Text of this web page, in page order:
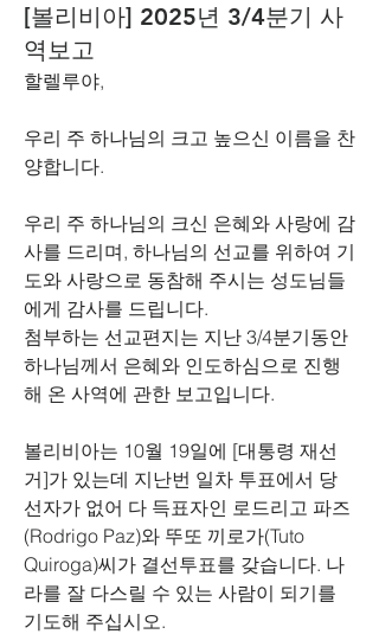
[볼리비아] 2025년 3/4분기 사
역보고
할렐루야,
우리 주 하나님의 크고 높으신 이름을 찬
양합니다.
우리 주 하나님의 크신 은혜와 사랑에 감
사를 드리며, 하나님의 선교를 위하여 기
도와 사랑으로 동참해 주시는 성도님들
에게 감사를 드립니다.
첨부하는 선교편지는 지난 3/4분기동안
하나님께서 은혜와 인도하심으로 진행
해 온 사역에 관한 보고입니다.
볼리비아는 10월 19일에 [대통령 재선
거]가 있는데 지난번 일차 투표에서 당
선자가 없어 다 득표자인 로드리고 파즈
(Rodrigo Paz)와 뚜또 끼로가(Tuto
Quiroga)씨가 결선투표를 갖습니다. 나
라를 잘 다스릴 수 있는 사람이 되기를
기도해 주십시오.